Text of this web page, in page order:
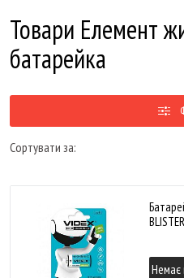
Товари Елемент
батарейка
Сортувати за:
Немає